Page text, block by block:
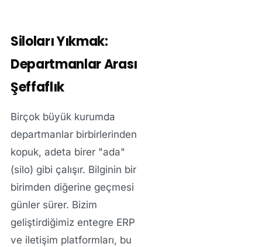
Siloları Yıkmak:
Departmanlar Arası
Şeffaflık
Birçok büyük kurumda
departmanlar birbirlerinden
kopuk, adeta birer "ada"
(silo) gibi çalışır. Bilginin bir
birimden diğerine geçmesi
günler sürer. Bizim
geliştirdiğimiz entegre ERP
ve iletişim platformları, bu